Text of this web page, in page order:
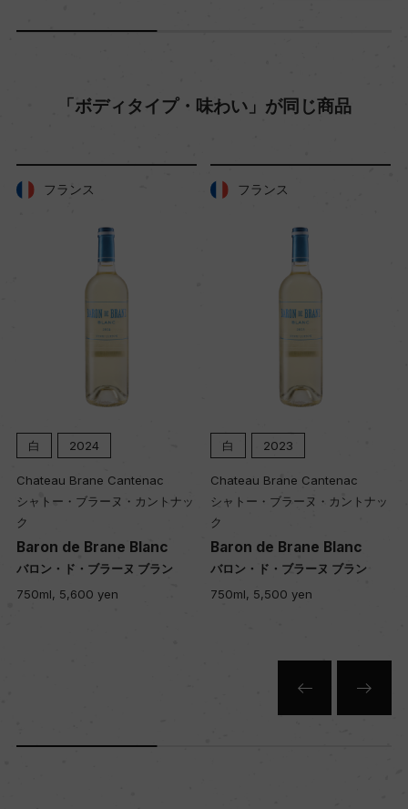
ー
A.O.C.ボルドー
入数
12
色
白
「ボディタイプ・味わい」が同じ商品
フランス
白 2024
Chateau Brane Cantenac
シャトー・ブラーヌ・カントナッ
ク
Baron de Brane Blanc
バロン・ド・ブラーヌ ブラン
750ml, 5,600 yen
フランス
白 2023
Chateau Brane Cantenac
シャトー・ブラーヌ・カントナッ
ク
Baron de Brane Blanc
バロン・ド・ブラーヌ ブラン
750ml, 5,500 yen